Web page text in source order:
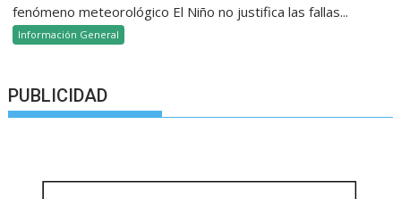
fenómeno meteorológico El Niño no justifica las fallas...
Información General
PUBLICIDAD